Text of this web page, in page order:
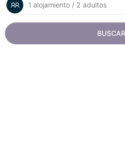
1 alojamiento / 2 adultos